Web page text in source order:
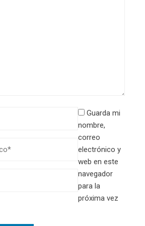
Guarda mi
nombre,
correo
electrónico y
web en este
navegador
para la
próxima vez